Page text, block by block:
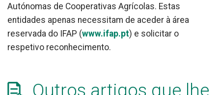
Autónomas de Cooperativas Agrícolas. Estas
entidades apenas necessitam de aceder à área
reservada do IFAP (www.ifap.pt) e solicitar o
respetivo reconhecimento.
Outros artigos que lhe